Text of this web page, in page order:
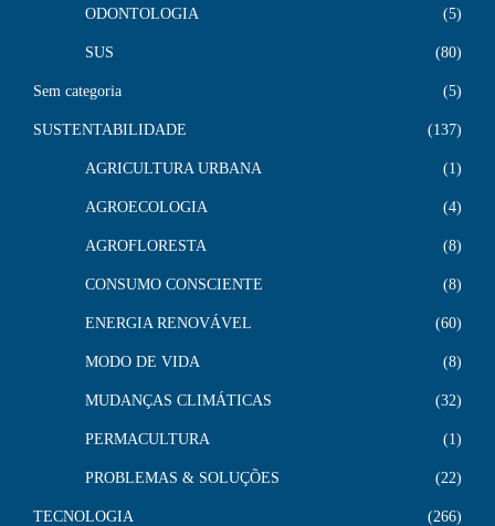
ODONTOLOGIA 5
SUS 80
Sem categoria 5
SUSTENTABILIDADE 137
AGRICULTURA URBANA 1
AGROECOLOGIA 4
AGROFLORESTA 8
CONSUMO CONSCIENTE 8
ENERGIA RENOVÁVEL 60
MODO DE VIDA 8
MUDANÇAS CLIMÁTICAS 32
PERMACULTURA 1
PROBLEMAS & SOLUÇÕES 22
TECNOLOGIA 266